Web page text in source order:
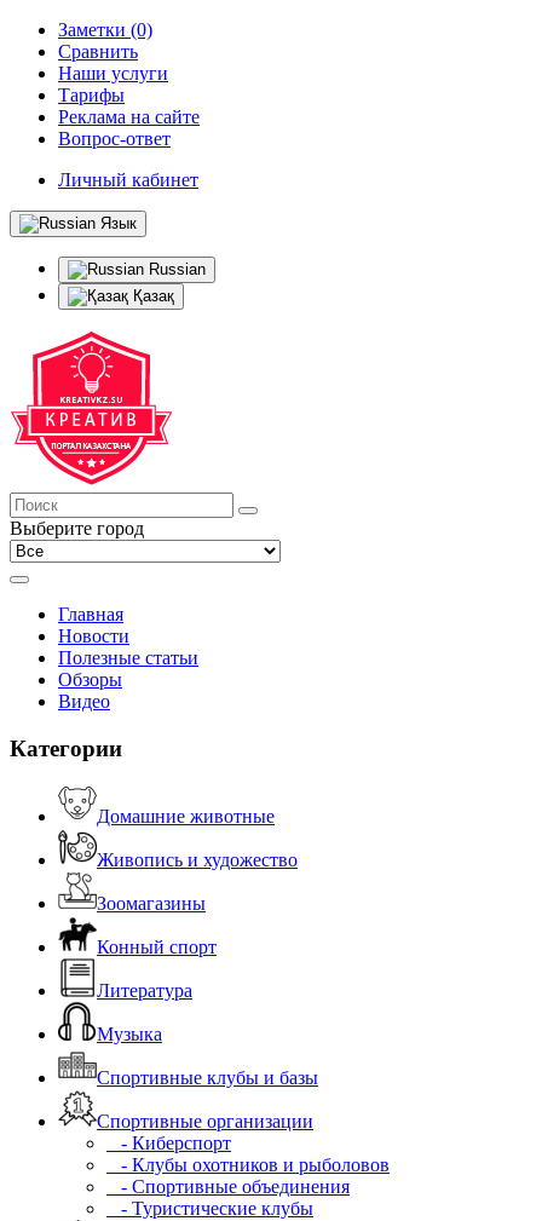
Заметки (0)
Сравнить
Наши услуги
Тарифы
Реклама на сайте
Вопрос-ответ
Личный кабинет
Язык
Russian
Қазақ
Выберите город
Главная
Новости
Полезные статьи
Обзоры
Видео
Категории
Домашние животные
Живопись и художество
Зоомагазины
Конный спорт
Литература
Музыка
Спортивные клубы и базы
Спортивные организации
- Киберспорт
- Клубы охотников и рыболовов
- Спортивные объединения
- Туристические клубы